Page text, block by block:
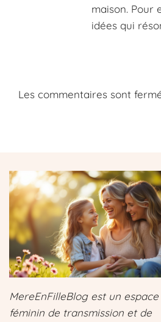
maison. Pour
idées qui
Les commentaires sont
MereEnFilleBlog est un espace
féminin de transmission et de